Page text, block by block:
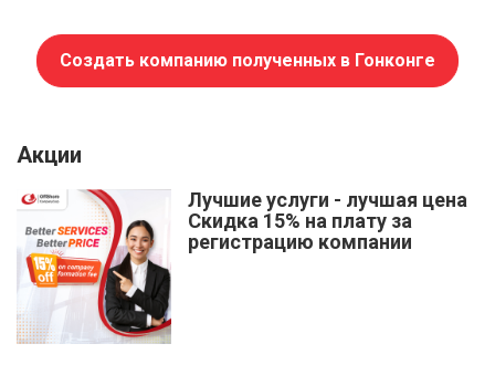
Создать компанию полученных в Гонконге
Акции
Лучшие услуги - лучшая цена
Скидка 15% на плату за
регистрацию компании